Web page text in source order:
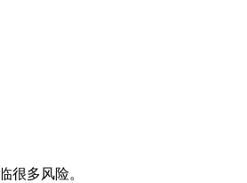
很多风险。